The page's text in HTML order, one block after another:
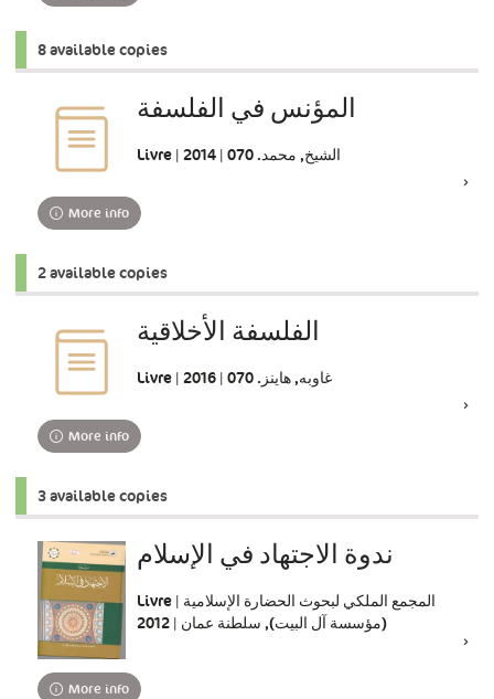
8 available copies
المؤنس في الفلسفة
Livre | الشيخ, محمد. 070 | 2014
More info
2 available copies
الفلسفة الأخلاقية
Livre | غاوبه, هاينز. 070 | 2016
More info
3 available copies
ندوة الاجتهاد في الإسلام
Livre | المجمع الملكي لبحوث الحضارة الإسلامية
(مؤسسة آل البيت), سلطنة عمان | 2012
More info